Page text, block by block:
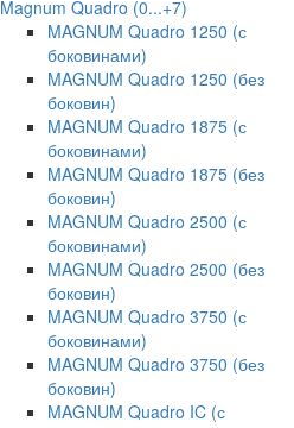
Magnum Quadro (0...+7)
MAGNUM Quadro 1250 (с
боковинами)
MAGNUM Quadro 1250 (без
боковин)
MAGNUM Quadro 1875 (с
боковинами)
MAGNUM Quadro 1875 (без
боковин)
MAGNUM Quadro 2500 (с
боковинами)
MAGNUM Quadro 2500 (без
боковин)
MAGNUM Quadro 3750 (с
боковинами)
MAGNUM Quadro 3750 (без
боковин)
MAGNUM Quadro IC (с